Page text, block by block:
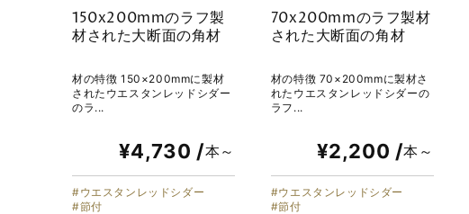
150x200mmのラフ製
材された大断面の角材
材の特徴 150×200mmに製材
されたウエスタンレッドシダー
のラ...
¥4,730 /本～
ウエスタンレッドシダー
節付
70x200mmのラフ製材
された大断面の角材
材の特徴 70×200mmに製材さ
れたウエスタンレッドシダーの
ラフ...
¥2,200 /本～
ウエスタンレッドシダー
節付